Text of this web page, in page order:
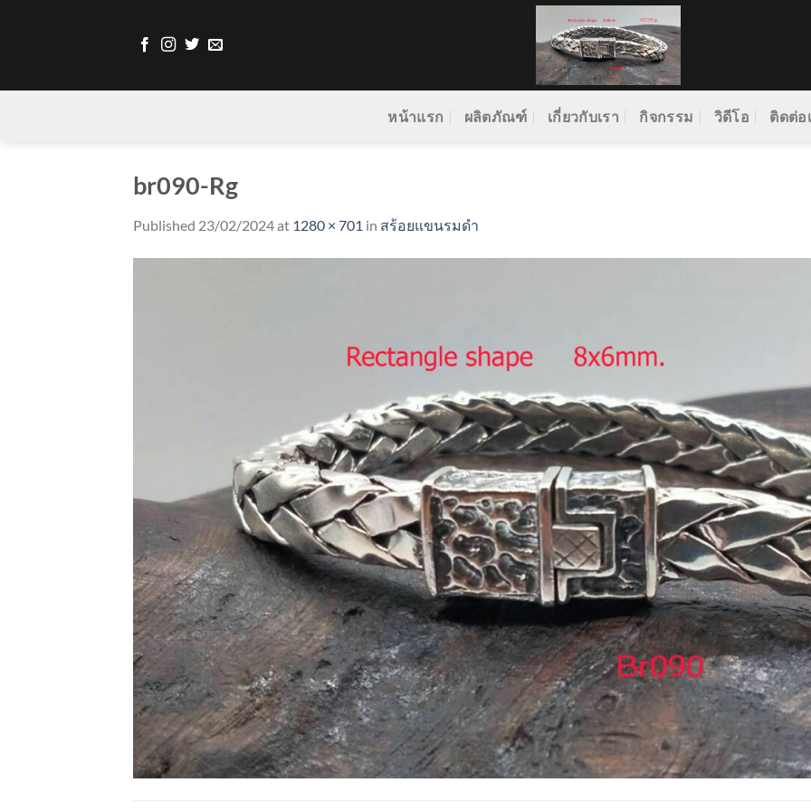
หน้าแรก ผลิตภัณฑ์ เกี่ยวกับเรา กิจกรรม วิดีโอ ติดต่อ
br090-Rg
Published 23/02/2024at 1280 × 701 in สร้อยแขนรมดำ